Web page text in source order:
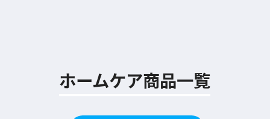
ホームケア商品一覧